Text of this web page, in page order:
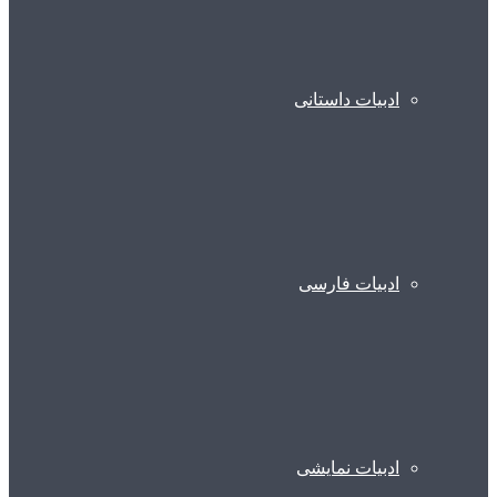
ادبیات داستانی
ادبیات فارسی
ادبیات نمایشی